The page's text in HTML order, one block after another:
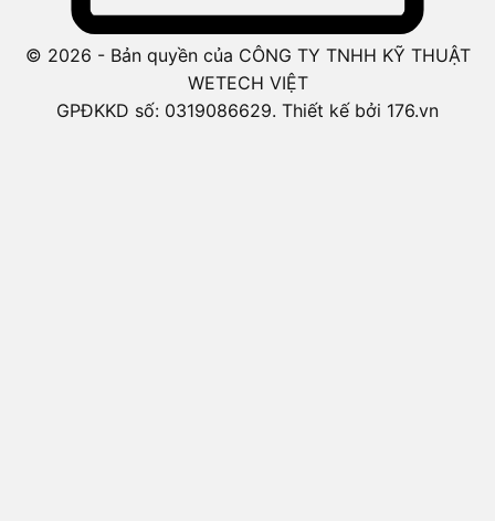
© 2026 - Bản quyền của CÔNG TY TNHH KỸ THUẬT
WETECH VIỆT
GPĐKKD số: 0319086629. Thiết kế bởi 176.vn